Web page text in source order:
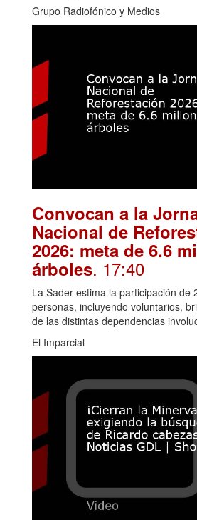
Grupo Radiofónico y Medios
Convocan a la
Nacional de
2026: meta de 6.6
árboles. 17:40
La Sader estima la participación de
personas, incluyendo voluntarios,
de las distintas dependencias
El Imparcial